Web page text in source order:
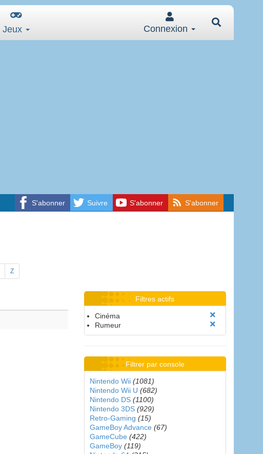
Jeux Connexion
S'abonner Suivre S'abonner S'abonner
Z
Filtres actifs
Cinéma
Rumeur
Filtrer par console
Nintendo Wii (1081)
Nintendo Wii U (682)
Nintendo DS (1100)
Nintendo 3DS (929)
Retro-Gaming (15)
GameBoy Advance (67)
GameCube (422)
GameBoy (119)